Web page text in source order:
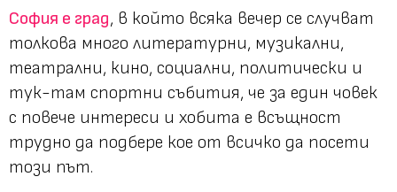
София е град, в който всяка вечер се случват
толкова много литературни, музикални,
театрални, кино, социални, политически и
тук-там спортни събития, че за един човек
с повече интереси и хобита е всъщност
трудно да подбере кое от всичко да посети
този път.